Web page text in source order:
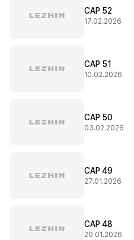
CAP 52
17.02.2026
CAP 51
10.02.2026
CAP 50
03.02.2026
CAP 49
27.01.2026
CAP 48
20.01.2026